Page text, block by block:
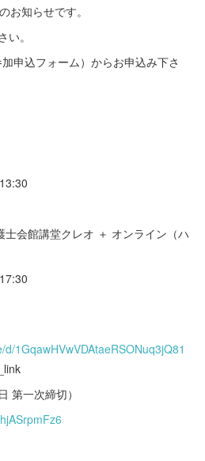
お知らせです。
。
申込フォーム）からお申込み下さ
会館講堂クレオ ＋ オンライン（ハ
1GqawHVwVDAtaeRSONuq3jQ81
第一次締切）